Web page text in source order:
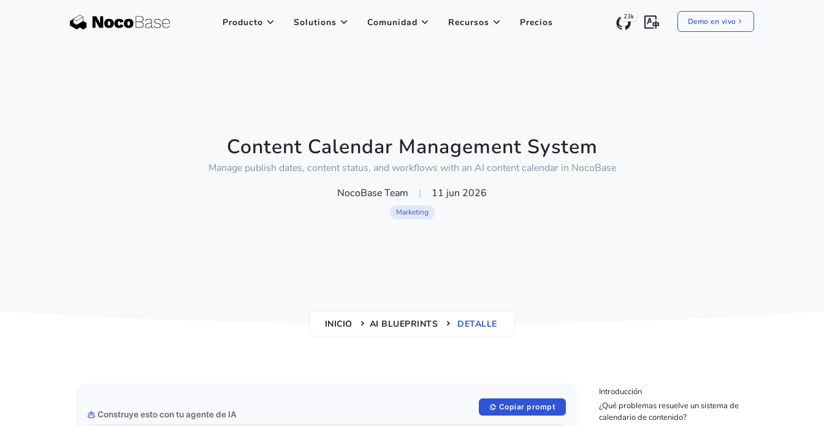
Demo en vivo
23k
Producto Solutions Comunidad Recursos Precios
Content Calendar Management System
Manage publish dates, content status, and workflows with an AI content calendar in NocoBase
NocoBase Team
| 11 jun 2026
Marketing
INICIO AI BLUEPRINTS DETALLE
Construye esto con tu agente de IA
Copiar prompt
Introducción
¿Qué problemas resuelve un sistema de
calendario de contenido?